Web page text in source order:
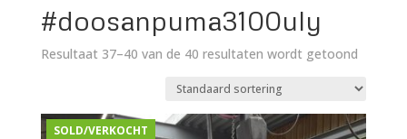
#doosanpuma3100uly
Resultaat 37–40 van de 40 resultaten wordt getoond
SOLD/VERKOCHT